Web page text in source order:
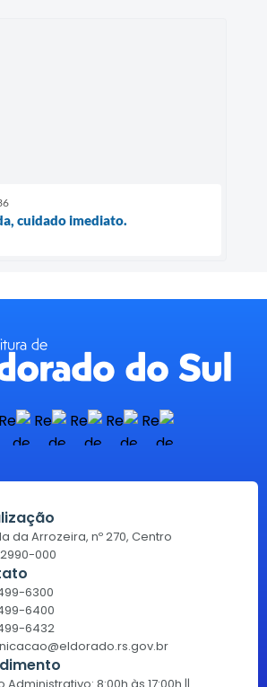
cuidado imediato.
da Arrozeira, nº 270, Centro
000
6300
6400
6432